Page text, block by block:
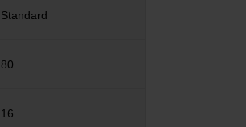
Standard
80
16